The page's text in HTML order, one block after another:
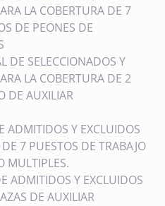
LA COBERTURA DE 7
DE PEONES DE
DE SELECCIONADOS Y
LA COBERTURA DE 2
DE AUXILIAR
ADMITIDOS Y EXCLUIDOS
7 PUESTOS DE TRABAJO
MULTIPLES.
ADMITIDOS Y EXCLUIDOS
DE AUXILIAR